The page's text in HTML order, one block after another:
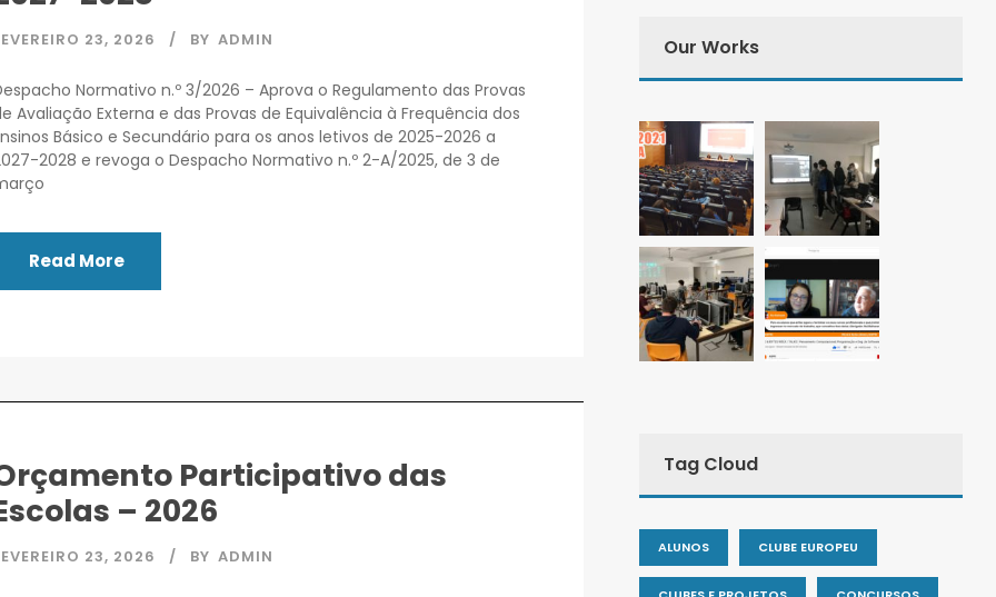
23, 2026 BY ADMIN
Normativo n.º 3/2026 – Aprova o Regulamento das Provas
Avaliação Externa e das Provas de Equivalência à Frequência dos
Básico e Secundário para os anos letivos de 2025-2026 a
2028 e revoga o Despacho Normativo n.º 2-A/2025, de 3 de
Read More
Participativo das
– 2026
23, 2026 BY ADMIN
Our Works
Tag Cloud
ALUNOS CLUBE EUROPEU